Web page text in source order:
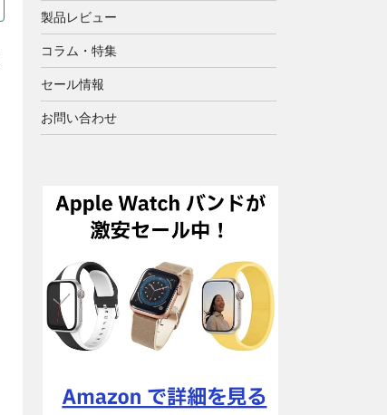
製品レビュー
コラム・特集
セール情報
お問い合わせ